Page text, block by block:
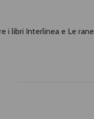
i libri Interlinea e Le rane